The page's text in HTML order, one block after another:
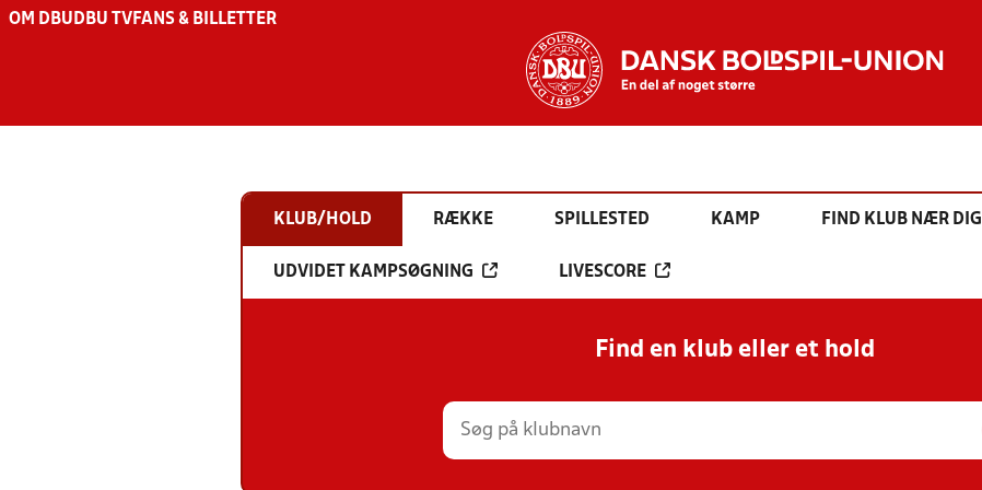
OM DBU DBU TV FANS & BILLETTER
KLUB/HOLD RÆKKE SPILLESTED KAMP FIND KLUB NÆR DIG
UDVIDET KAMPSØGNING LIVESCORE
Find en klub eller et hold